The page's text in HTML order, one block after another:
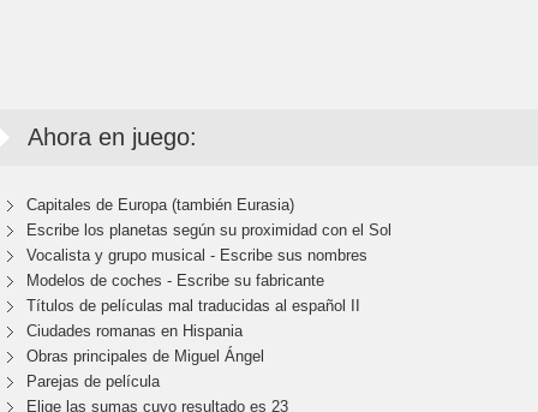
Ahora en juego:
Capitales de Europa (también Eurasia)
Escribe los planetas según su proximidad con el Sol
Vocalista y grupo musical - Escribe sus nombres
Modelos de coches - Escribe su fabricante
Títulos de películas mal traducidas al español II
Ciudades romanas en Hispania
Obras principales de Miguel Ángel
Parejas de película
Elige las sumas cuyo resultado es 23